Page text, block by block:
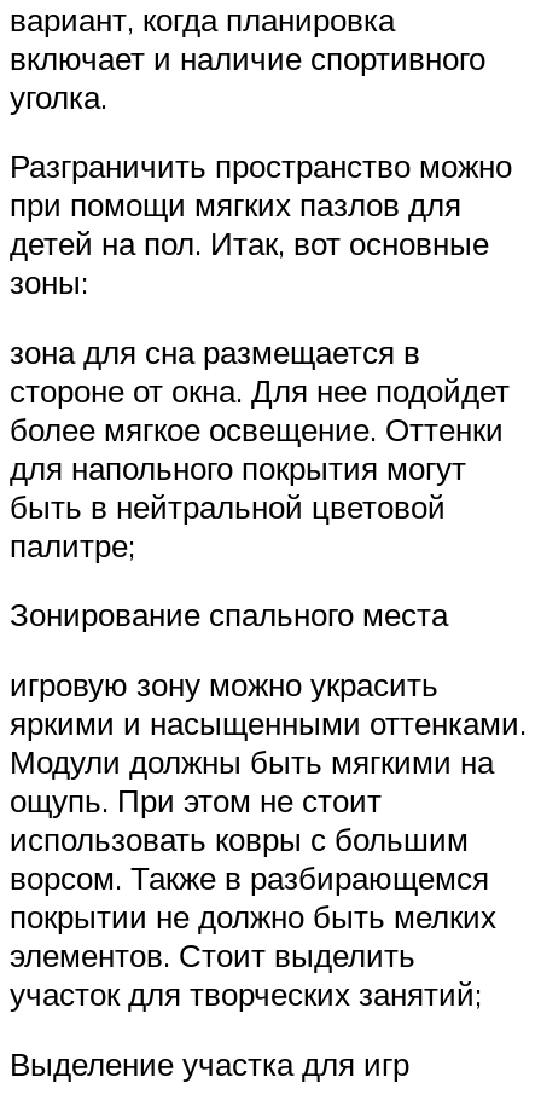
вариант, когда планировка
включает и наличие спортивного
уголка.
Разграничить пространство можно
при помощи мягких пазлов для
детей на пол. Итак, вот основные
зоны:
зона для сна размещается в
стороне от окна. Для нее подойдет
более мягкое освещение. Оттенки
для напольного покрытия могут
быть в нейтральной цветовой
палитре;
Зонирование спального места
игровую зону можно украсить
яркими и насыщенными оттенками.
Модули должны быть мягкими на
ощупь. При этом не стоит
использовать ковры с большим
ворсом. Также в разбирающемся
покрытии не должно быть мелких
элементов. Стоит выделить
участок для творческих занятий;
Выделение участка для игр